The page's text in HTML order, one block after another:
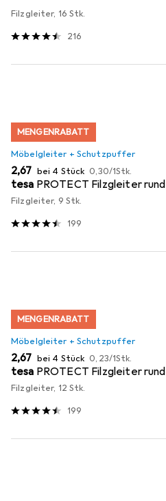
Filzgleiter, 16 Stk.
216
MENGENRABATT
Möbelgleiter + Schutzpuffer
EUR
2,67 bei 4 Stück EUR
0,30/1Stk.
tesa PROTECT Filzgleiter rund
Filzgleiter, 9 Stk.
199
MENGENRABATT
Möbelgleiter + Schutzpuffer
EUR
2,67 bei 4 Stück EUR
0,23/1Stk.
tesa PROTECT Filzgleiter rund
Filzgleiter, 12 Stk.
199